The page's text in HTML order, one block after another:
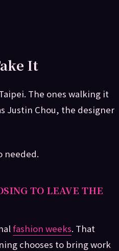
It
The ones walking it
Justin Chou, the designer
needed.
TO LEAVE THE
fashion weeks. That
chooses to bring work